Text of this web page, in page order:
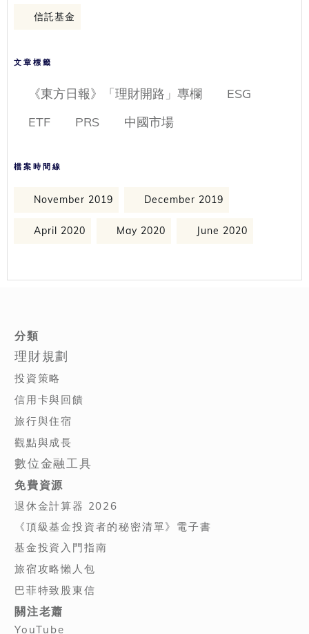
信託基金
文章標籤
《東方日報》「理財開路」專欄
ESG
ETF
PRS 中國市場
檔案時間線
November 2019 December 2019
April 2020 May 2020 June 2020
分類
理財規劃
投資策略
信用卡與回饋
旅行與住宿
觀點與成長
數位金融工具
免費資源
退休金計算器 2026
《頂級基金投資者的秘密清單》電子書
基金投資入門指南
旅宿攻略懶人包
巴菲特致股東信
關注老蕭
YouTube